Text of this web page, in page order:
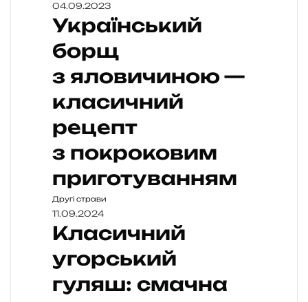
04.09.2023
Український
борщ
з яловичиною —
класичний
рецепт
з покроковим
приготуванням
Другі страви
11.09.2024
Класичний
угорський
гуляш: смачна